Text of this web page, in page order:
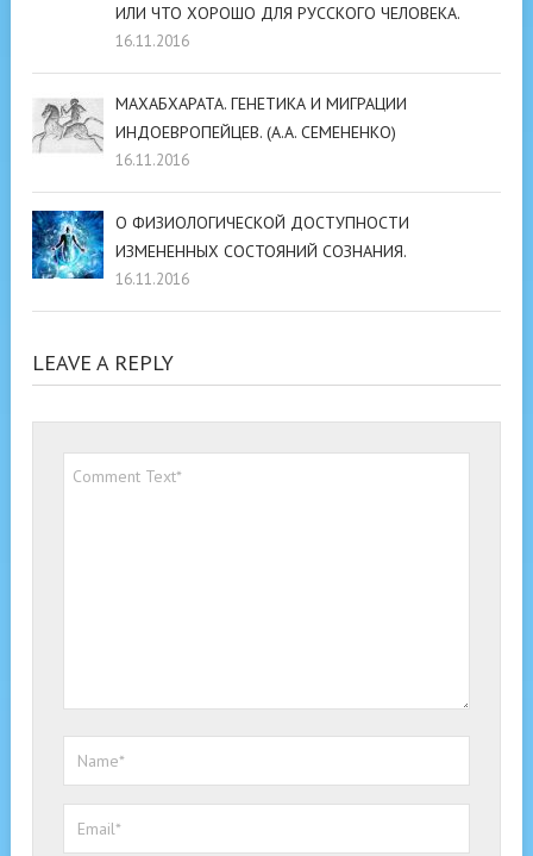
ИЛИ ЧТО ХОРОШО ДЛЯ РУССКОГО ЧЕЛОВЕКА.
16.11.2016
МАХАБХАРАТА. ГЕНЕТИКА И МИГРАЦИИ
ИНДОЕВРОПЕЙЦЕВ. (А.А. СЕМЕНЕНКО)
16.11.2016
О ФИЗИОЛОГИЧЕСКОЙ ДОСТУПНОСТИ
ИЗМЕНЕННЫХ СОСТОЯНИЙ СОЗНАНИЯ.
16.11.2016
LEAVE A REPLY